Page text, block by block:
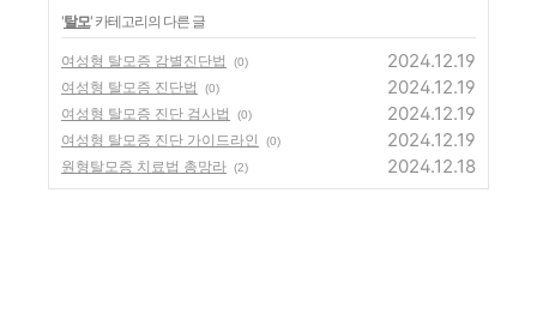
'탈모' 카테고리의 다른 글
여성형 탈모증 감별진단법 (0) 2024.12.19
여성형 탈모증 진단법 (0) 2024.12.19
여성형 탈모증 진단 검사법 (0) 2024.12.19
여성형 탈모증 진단 가이드라인 (0) 2024.12.19
원형탈모증 치료법 총망라 (2) 2024.12.18